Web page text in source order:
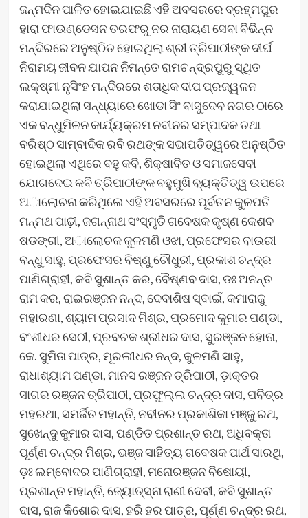
ଜନ୍ମଦିନ ପାଳିତ ହୋଇଯାଇଛି ଏହି ଅବସରରେ ବ୍ରହ୍ମପୁର
ହାରା ଫାଉଣ୍ଡେସନ ତରଫରୁ ନର ନାରାୟଣ ସେବା ବିଭିନ୍ନ
ମନ୍ଦିରରେ ଅନୁଷ୍ଠିତ ହୋଇଥିଲା ଶ୍ରୀ ତ୍ରିପାଠୀଙ୍କ ଦୀର୍ଘ
ନିରାମୟ ଜୀବନ ଯାପନ ନିମନ୍ତେ ରାମଚନ୍ଦ୍ରପୁରୁ ସ୍ଥିତ
ଲକ୍ଷ୍ମୀ ନୃସିଂହ ମନ୍ଦିରରେ ଶତାଧିକ ଦୀପ ପ୍ରଜ୍ୱଳନ
କରାଯାଇଥିଲା ସନ୍ଧ୍ୟାରେ ଖୋଡା ସିଂ ବାସୁଦେବ ନଗର ଠାରେ
ଏକ ବନ୍ଧୁମିଳନ କାର୍ଯ୍ୟକ୍ରମ ନବୀନର ସମ୍ପାଦକ ତଥା
ବରିଷ୍ଠ ସାମ୍ବାଦିକ ରବି ରଥଙ୍କ ସଭାପତିତ୍ୱରେ ଅନୁଷ୍ଠିତ
ହୋଇଥିଲା ଏଥିରେ ବହୁ କବି, ଶିକ୍ଷାବିତ ଓ ସମାଜସେବୀ
ଯୋଗଦେଇ କବି ତ୍ରିପାଠୀଙ୍କ ବହୁମୁଖି ବ୍ୟକ୍ତିତ୍ୱ ଉପରେ
ଅାଲୋଚନା କରିଥିଲେ ଏହି ଅବସରରେ ପୂର୍ବତନ କୁଳପତି
ମନ୍ମଥ ପାଢ଼ୀ, ଜଗନ୍ନାଥ ସଂସ୍ମୃତି ଗବେଷକ କୃଷ୍ଣ କେଶବ
ଷଡଙ୍ଗୀ, ଅାଲୋଚକ କୁଳମଣି ଓଝା, ପ୍ରଫେସର ବାଉରୀ
ବନ୍ଧୁ ସାହୁ, ପ୍ରଫେସର ବିଷ୍ଣୁ ଚୌଧୁରୀ, ପ୍ରକାଶ ଚନ୍ଦ୍ର
ପାଣିଗ୍ରାହୀ, କବି ସୁଶାନ୍ତ କର, ବୈଷ୍ଣବ ଦାସ, ଡଃ ଅନନ୍ତ
ରାମ କର, ରାଇରଞ୍ଜନ ନନ୍ଦ, ଦେବାଶିଷ ସ୍ବାଇଁ, କମାରାଜୁ
ମହାରଣା, ଶ୍ୟାମ ପ୍ରସାଦ ମିଶ୍ର, ପ୍ରମୋଦ କୁମାର ପଣ୍ଡା,
ବଂଶୀଧର ସେଠୀ, ପ୍ରବଚକ ଶ୍ରୀଧର ଦାସ, ସୁରଞ୍ଜନ ହୋତା,
କେ. ସୁମିତା ପାତ୍ର, ମୂରଲୀଧର ନନ୍ଦ, କୁଳମଣି ସାହୁ,
ରାଧାଶ୍ୟାମ ପଣ୍ଡା, ମାନସ ରଞ୍ଜନ ତ୍ରିପାଠୀ, ଡ଼ାକ୍ତର
ସାଗର ରଞ୍ଜନ ତ୍ରିପାଠୀ, ପ୍ରଫୁଲ୍ଲ ଚନ୍ଦ୍ର ଦାସ, ପବିତ୍ର
ମହରଥା, ସମର୍ଜିତ ମହାନ୍ତି, ନବୀନର ପ୍ରକାଶିକା ମଞ୍ଜୁ ରଥ,
ସୁଖେନ୍ଦୁ କୁମାର ଦାସ, ପଣ୍ଡିତ ପ୍ରଶାନ୍ତ ରଥ, ଅଧିବକ୍ତା
ପୂର୍ଣ୍ଣ ଚନ୍ଦ୍ର ମିଶ୍ର, ଭଞ୍ଜ ସାହିତ୍ୟ ଗବେଷକ ପାର୍ଥ ସାରଥି,
ଡ଼ଃ ଲମ୍ବୋଦର ପାଣିଗ୍ରାହୀ, ମନୋରଞ୍ଜନ ବିଷୋୟୀ,
ପ୍ରଶାନ୍ତ ମହାନ୍ତି, ଜ୍ୟୋତ୍ସ୍ନା ରାଣୀ ଦେବୀ, କବି ସୁଶାନ୍ତ
ଦାସ, ରାଜ କିଶୋର ଦାସ, ହରି ହର ପାତ୍ର, ପୂର୍ଣ୍ଣ ଚନ୍ଦ୍ର ରଥ,